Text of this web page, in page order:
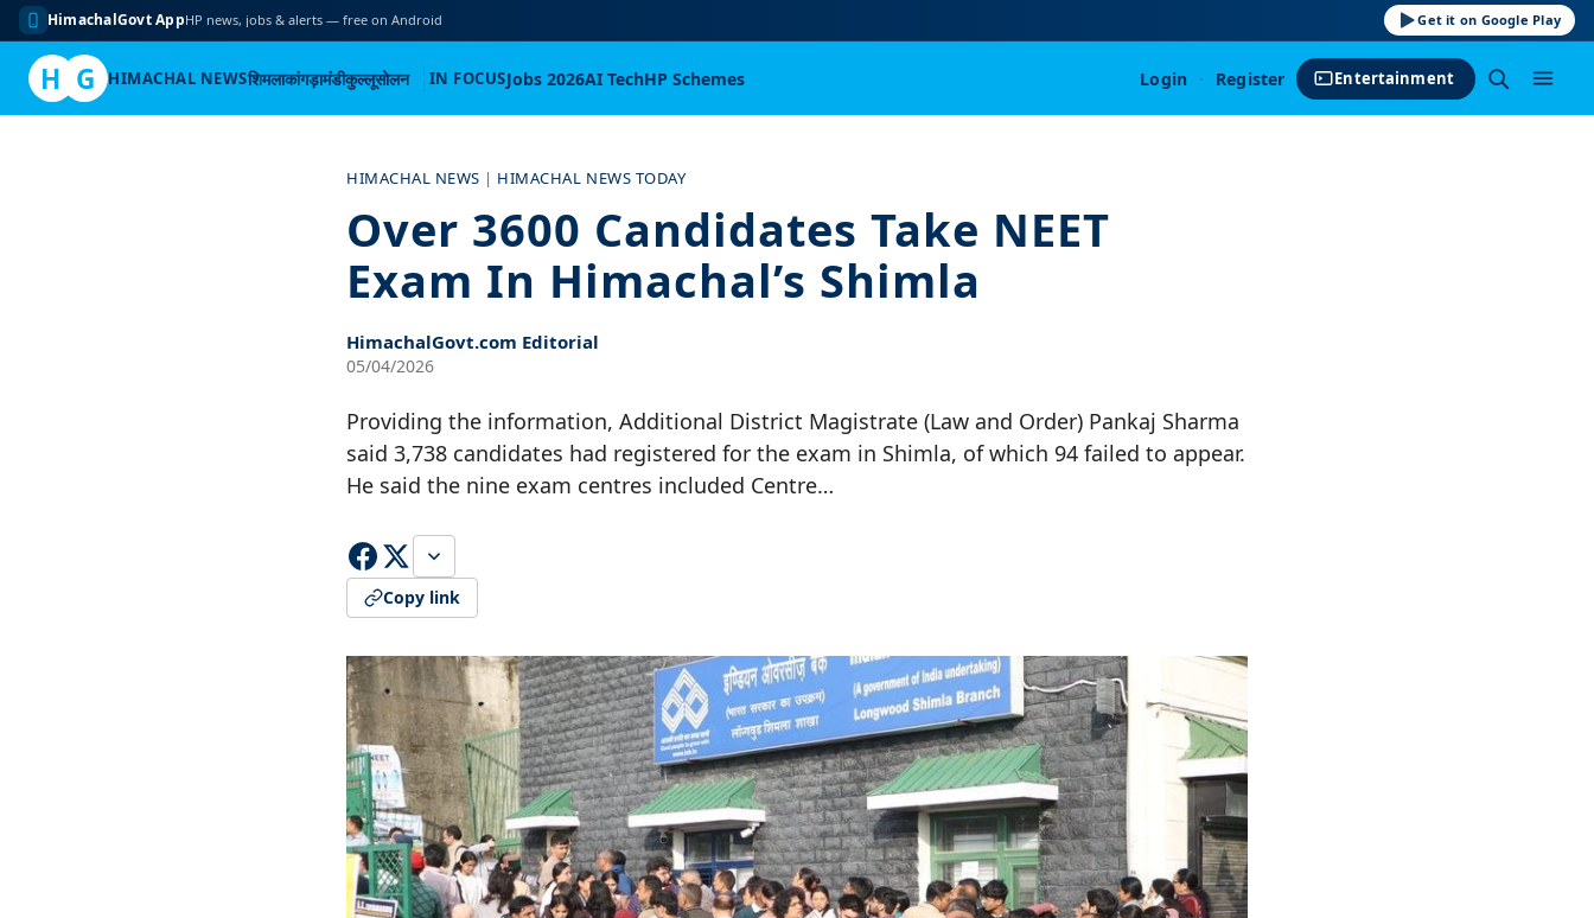
HimachalGovt AppHP news, jobs & alerts — free on Android Get it on Google Play
H G HIMACHAL NEWSशिमलाकांगड़ामंडीकुल्लूसोलन IN FOCUSJobs 2026AI TechHP Schemes Login · Register Entertainment
HIMACHAL NEWS | HIMACHAL NEWS TODAY
Over 3600 Candidates Take NEET
Exam In Himachal’s Shimla
HimachalGovt.com Editorial
05/04/2026
Providing the information, Additional District Magistrate (Law and Order) Pankaj Sharma
said 3,738 candidates had registered for the exam in Shimla, of which 94 failed to appear.
He said the nine exam centres included Centre…
Copy link